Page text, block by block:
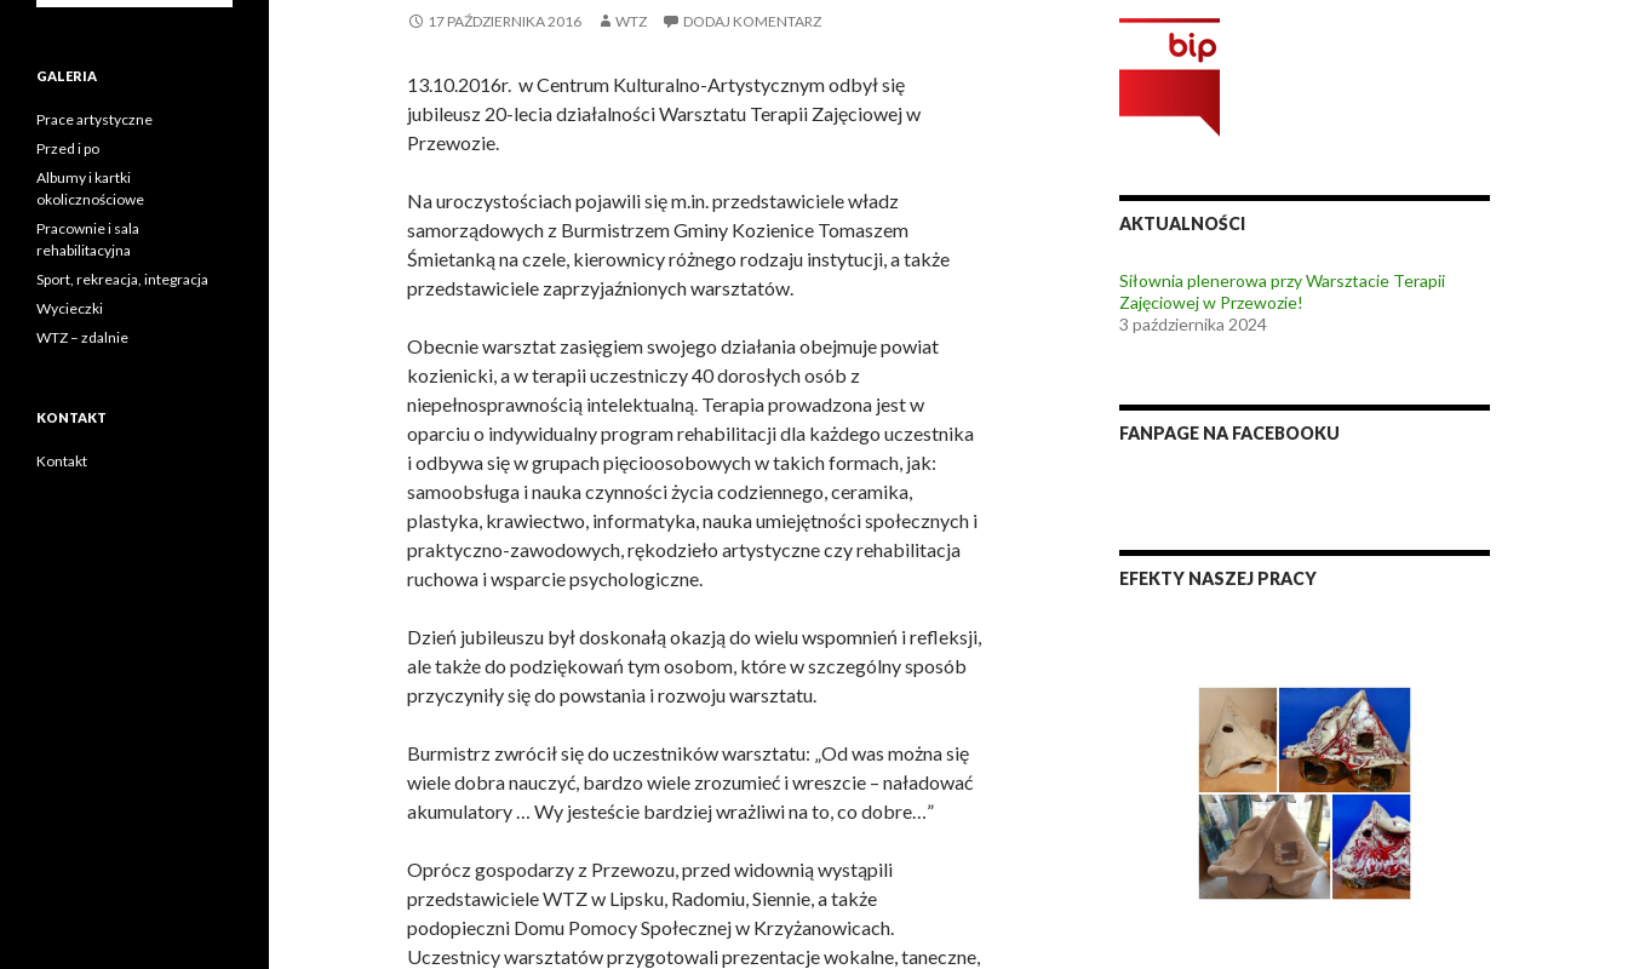
17 PAŹDZIERNIKA 2016 WTZ DODAJ KOMENTARZ
13.10.2016r. w Centrum Kulturalno-Artystycznym odbył się
jubileusz 20-lecia działalności Warsztatu Terapii Zajęciowej w
Przewozie.
Na uroczystościach pojawili się m.in. przedstawiciele władz
samorządowych z Burmistrzem Gminy Kozienice Tomaszem
Śmietanką na czele, kierownicy różnego rodzaju instytucji, a także
przedstawiciele zaprzyjaźnionych warsztatów.
Obecnie warsztat zasięgiem swojego działania obejmuje powiat
kozienicki, a w terapii uczestniczy 40 dorosłych osób z
niepełnosprawnością intelektualną. Terapia prowadzona jest w
oparciu o indywidualny program rehabilitacji dla każdego uczestnika
i odbywa się w grupach pięcioosobowych w takich formach, jak:
samoobsługa i nauka czynności życia codziennego, ceramika,
plastyka, krawiectwo, informatyka, nauka umiejętności społecznych i
praktyczno-zawodowych, rękodzieło artystyczne czy rehabilitacja
ruchowa i wsparcie psychologiczne.
Dzień jubileuszu był doskonałą okazją do wielu wspomnień i refleksji,
ale także do podziękowań tym osobom, które w szczególny sposób
przyczyniły się do powstania i rozwoju warsztatu.
Burmistrz zwrócił się do uczestników warsztatu: „Od was można się
wiele dobra nauczyć, bardzo wiele zrozumieć i wreszcie – naładować
akumulatory … Wy jesteście bardziej wrażliwi na to, co dobre…”
Oprócz gospodarzy z Przewozu, przed widownią wystąpili
przedstawiciele WTZ w Lipsku, Radomiu, Siennie, a także
podopieczni Domu Pomocy Społecznej w Krzyżanowicach.
Uczestnicy warsztatów przygotowali prezentacje wokalne, taneczne,
AKTUALNOŚCI
Siłownia plenerowa przy Warsztacie Terapii
Zajęciowej w Przewozie!
3 października 2024
FANPAGE NA FACEBOOKU
EFEKTY NASZEJ PRACY
GALERIA
Prace artystyczne
Przed i po
Albumy i kartki
okolicznościowe
Pracownie i sala
rehabilitacyjna
Sport, rekreacja, integracja
Wycieczki
WTZ – zdalnie
KONTAKT
Kontakt